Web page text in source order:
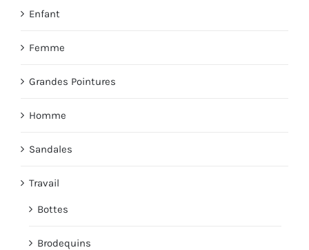
Enfant
Femme
Grandes Pointures
Homme
Sandales
Travail
Bottes
Brodequins